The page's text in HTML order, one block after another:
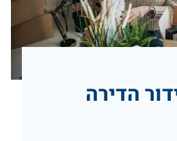
הדירה